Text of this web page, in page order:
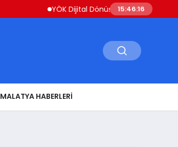
YÖK Dijital Dönüşüm İçin Bilişim Uzmanları
15:46:17
MALATYA HABERLERI